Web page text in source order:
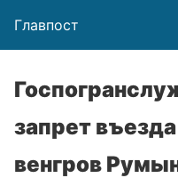
Главпост
запрет
венгров